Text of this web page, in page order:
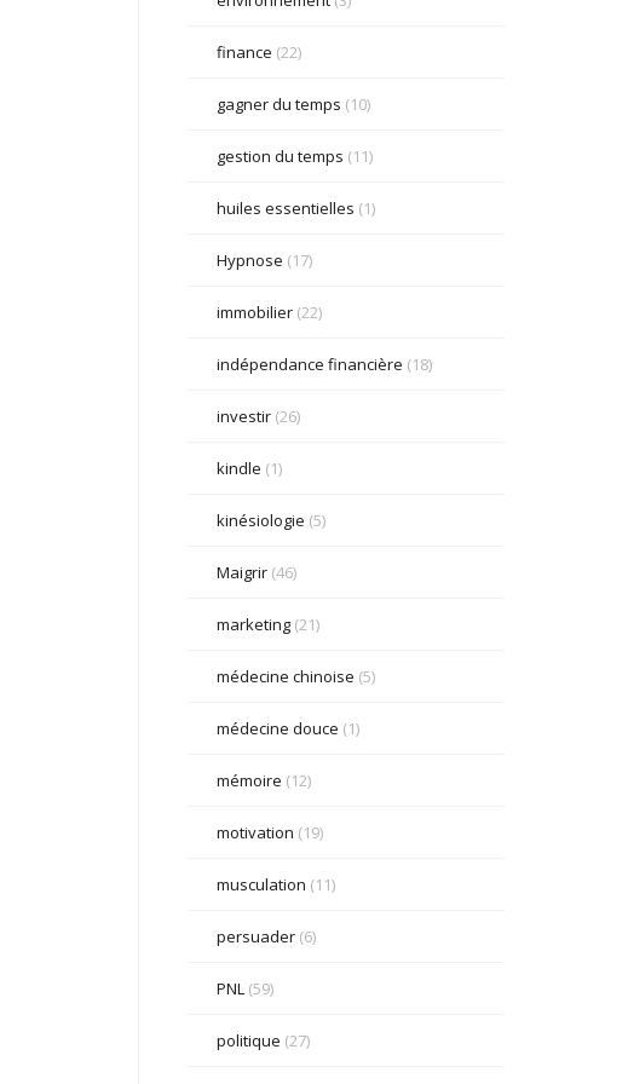
finance (22)
gagner du temps (10)
gestion du temps (11)
huiles essentielles (1)
Hypnose (17)
immobilier(22)
indépendance financière (18)
investir(26)
kindle (1)
kinésiologie (5)
Maigrir(46)
marketing(21)
médecine chinoise (5)
médecine douce (1)
mémoire (12)
motivation (19)
musculation (11)
persuader(6)
PNL (59)
politique (27)